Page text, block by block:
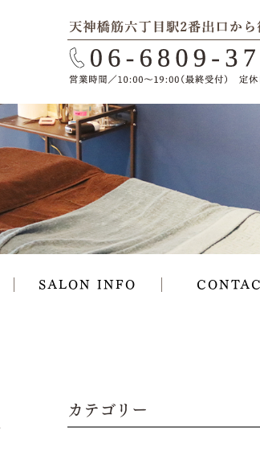
SALON INFO
カテゴリー